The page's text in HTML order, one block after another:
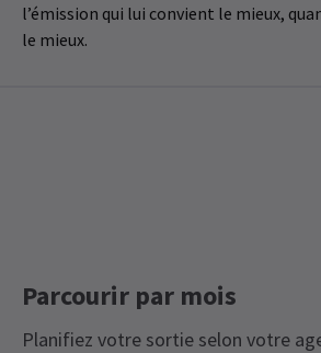
l’émission qui lui convient le mieux,
le mieux.
Parcourir par mois
Planifiez votre sortie selon votre